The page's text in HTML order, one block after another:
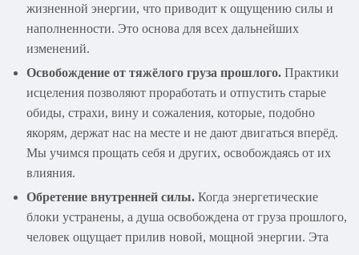
жизненной энергии, что приводит к ощущению силы и
наполненности. Это основа для всех дальнейших
изменений.
Освобождение от тяжёлого груза прошлого. Практики
исцеления позволяют проработать и отпустить старые
обиды, страхи, вину и сожаления, которые, подобно
якорям, держат нас на месте и не дают двигаться вперёд.
Мы учимся прощать себя и других, освобождаясь от их
влияния.
Обретение внутренней силы. Когда энергетические
блоки устранены, а душа освобождена от груза прошлого,
человек ощущает прилив новой, мощной энергии. Эта